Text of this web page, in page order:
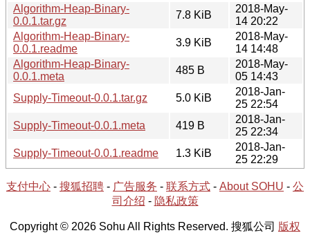
Algorithm-Heap-Binary-
0.0.1.tar.gz
7.8 KiB
2018-May-
14 20:22
Algorithm-Heap-Binary-
0.0.1.readme
3.9 KiB
2018-May-
14 14:48
Algorithm-Heap-Binary-
0.0.1.meta
485 B
2018-May-
05 14:43
Supply-Timeout-0.0.1.tar.gz
5.0 KiB
2018-Jan-
25 22:54
Supply-Timeout-0.0.1.meta
419 B
2018-Jan-
25 22:34
Supply-Timeout-0.0.1.readme
1.3 KiB
2018-Jan-
25 22:29
支付中心 - 搜狐招聘 - 广告服务 - 联系方式 - About SOHU - 公
司介绍 - 隐私政策
Copyright © 2026 Sohu All Rights Reserved. 搜狐公司 版权